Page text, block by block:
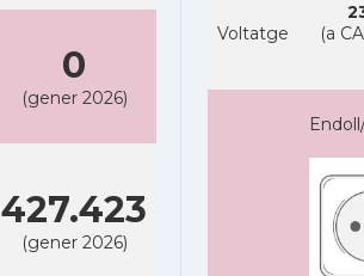
0
(gener 2026)
427.423
(gener 2026)
Voltatge
(a